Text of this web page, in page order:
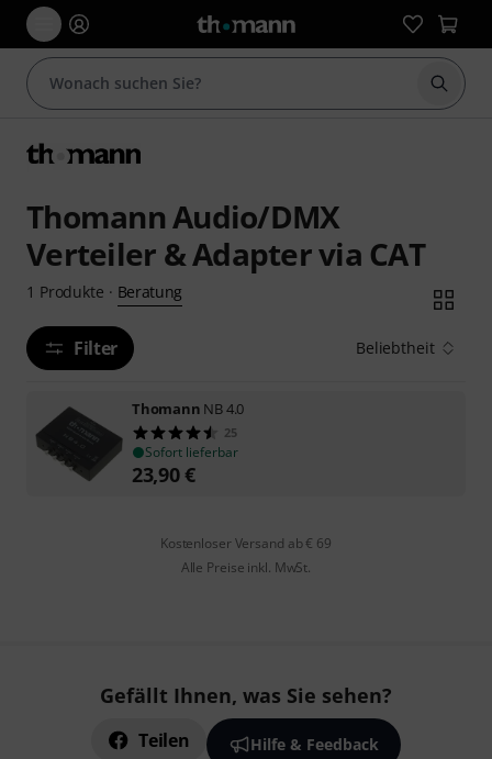
Suche
Thomann Audio/DMX
Verteiler & Adapter via CAT
1 Produkte · Beratung
Filter Beliebtheit
Thomann NB 4.0
25
Sofort lieferbar
23,90€
Kostenloser Versand ab € 69
Alle Preise inkl. MwSt.
Gefällt Ihnen, was Sie sehen?
Teilen Hilfe & Feedback